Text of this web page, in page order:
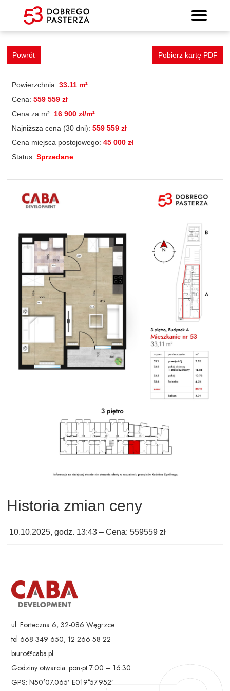
Mieszkanie 53
Wyszukiwarka mieszkań
Powrót Pobierz kartę PDF
Powierzchnia: 33.11 m²
Cena: 559 559 zł
Cena za m²: 16 900 zł/m²
Najniższa cena (30 dni): 559 559 zł
Cena miejsca postojowego: 45 000 zł
Status: Sprzedane
Historia zmian ceny
10.10.2025, godz. 13:43 – Cena: 559559 zł
ul. Forteczna 6, 32-086 Węgrzce
tel 668 349 650, 12 266 58 22
biuro@caba.pl
Godziny otwarcia: pon-pt 7:00 – 16:30
GPS: N50°07.065’ E019°57.952’